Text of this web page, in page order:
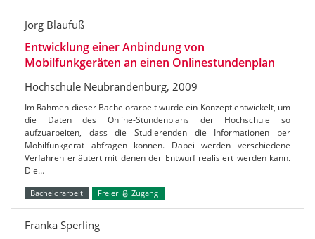
Jörg Blaufuß
Entwicklung einer Anbindung von
Mobilfunkgeräten an einen Onlinestundenplan
Hochschule Neubrandenburg, 2009
Im Rahmen dieser Bachelorarbeit wurde ein Konzept entwickelt, um
die Daten des Online-Stundenplans der Hochschule so
aufzuarbeiten, dass die Studierenden die Informationen per
Mobilfunkgerät abfragen können. Dabei werden verschiedene
Verfahren erläutert mit denen der Entwurf realisiert werden kann.
Die…
Bachelorarbeit Freier Zugang
Franka Sperling